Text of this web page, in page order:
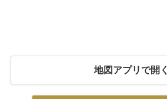
地図アプリで開く